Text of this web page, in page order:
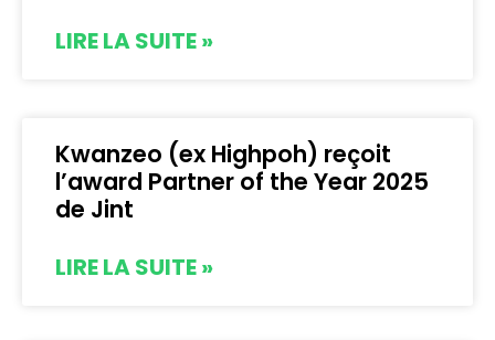
LIRE LA SUITE »
Kwanzeo (ex Highpoh) reçoit
l’award Partner of the Year 2025
de Jint
LIRE LA SUITE »